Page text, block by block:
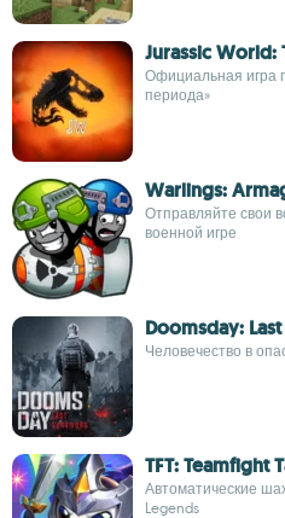
Jurassic World:
Официальная игра
периода»
Warlings:
Отправляйте свои
военной игре
Doomsday:
Человечество в
TFT: Teamfight
Автоматические
Legends